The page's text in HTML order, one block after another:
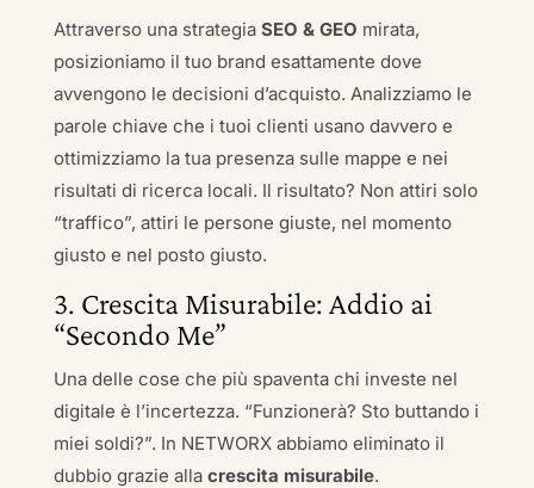
Attraverso una strategia SEO & GEO mirata,
posizioniamo il tuo brand esattamente dove
avvengono le decisioni d’acquisto. Analizziamo le
parole chiave che i tuoi clienti usano davvero e
ottimizziamo la tua presenza sulle mappe e nei
risultati di ricerca locali. Il risultato? Non attiri solo
“traffico”, attiri le persone giuste, nel momento
giusto e nel posto giusto.
3. Crescita Misurabile: Addio ai
“Secondo Me”
Una delle cose che più spaventa chi investe nel
digitale è l’incertezza. “Funzionerà? Sto buttando i
miei soldi?”. In NETWORX abbiamo eliminato il
dubbio grazie alla crescita misurabile.